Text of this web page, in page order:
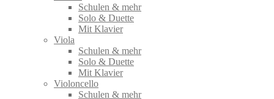
Schulen & mehr
Solo & Duette
Mit Klavier
Viola
Schulen & mehr
Solo & Duette
Mit Klavier
Violoncello
Schulen & mehr